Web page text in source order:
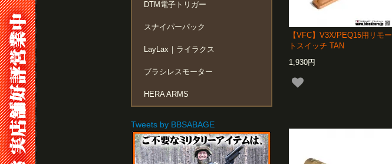
【VFC】V3X/PEQ15用リモー
トスイッチ TAN
1,930円
DTM電子トリガー
スナイパーパック
LayLax｜ライラクス
ブラシレスモーター
HERA ARMS
Tweets by BBSABAGE